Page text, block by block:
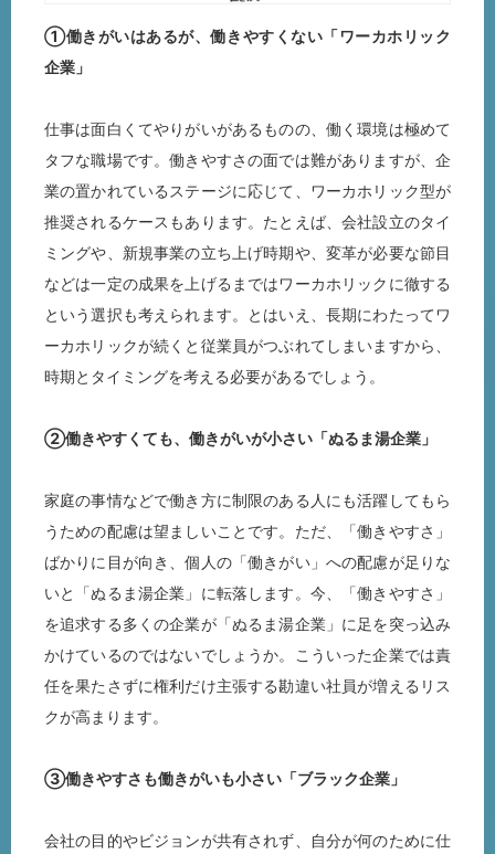
①働きがいはあるが、働きやすくない「ワーカホリック
企業」
仕事は面白くてやりがいがあるものの、働く環境は極めて
タフな職場です。働きやすさの面では難がありますが、企
業の置かれているステージに応じて、ワーカホリック型が
推奨されるケースもあります。たとえば、会社設立のタイ
ミングや、新規事業の立ち上げ時期や、変革が必要な節目
などは一定の成果を上げるまではワーカホリックに徹する
という選択も考えられます。とはいえ、長期にわたってワ
ーカホリックが続くと従業員がつぶれてしまいますから、
時期とタイミングを考える必要があるでしょう。
②働きやすくても、働きがいが小さい「ぬるま湯企業」
家庭の事情などで働き方に制限のある人にも活躍してもら
うための配慮は望ましいことです。ただ、「働きやすさ」
ばかりに目が向き、個人の「働きがい」への配慮が足りな
いと「ぬるま湯企業」に転落します。今、「働きやすさ」
を追求する多くの企業が「ぬるま湯企業」に足を突っ込み
かけているのではないでしょうか。こういった企業では責
任を果たさずに権利だけ主張する勘違い社員が増えるリス
クが高まります。
③働きやすさも働きがいも小さい「ブラック企業」
会社の目的やビジョンが共有されず、自分が何のために仕